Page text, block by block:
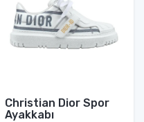
Christian Dior Spor
Ayakkabı